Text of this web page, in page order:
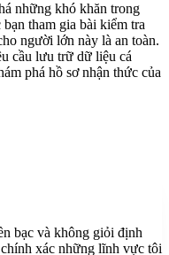
những khó khăn trong
tham gia bài kiểm tra
người lớn này là an toàn.
cầu lưu trữ dữ liệu cá
phá hồ sơ nhận thức của
bạc và không giỏi định
xác những lĩnh vực tôi